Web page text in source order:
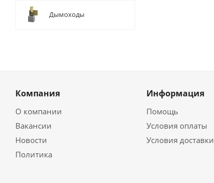
Дымоходы
Компания
О компании
Вакансии
Новости
Политика
Информация
Помощь
Условия оплаты
Условия доставки